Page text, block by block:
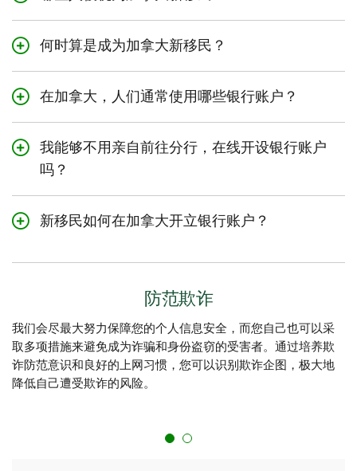
被视为加拿大新移民的人可能包括：
永久居民、
难民以及
临时居民 (学生、工人或临时居民许可持有人)。2
何时算是成为加拿大新移民？
新移民是指在加拿大定居不满5年的居民。
在加拿大，人们通常使用哪些银行账户？
您在日常生活中最常使用的银行账户一般是支票账户，用
于处理日常理财事务。除了支票账户外，您还可以开设储
我能够不用亲自前往分行，在线开设银行账户
吗？
是的，您可以在线开设银行账户。然而，如果您要充分利
用TD加拿大新移民理财组合，您将需要在您附近的TD分行
如果您目前居住在中国或印度，您可以致电我们，让我们
75天内亲临TD分行激活您的TD银行账户。
致电我们时，请准备好您的加拿大移民签证。
中国：拨打对方付费电话1-855-537-5355
印度：拨打对方付费电话
新移民如何在加拿大开立银行账户？
人银行顾问进行会面即可。
防范欺诈
我们会尽最大努力保障您的个人信息安全，而您自己也可以采
取多项措施来避免成为诈骗和身份盗窃的受害者。通过培养欺
诈防范意识和良好的上网习惯，您可以识别欺诈企图，极大地
降低自己遭受欺诈的风险。